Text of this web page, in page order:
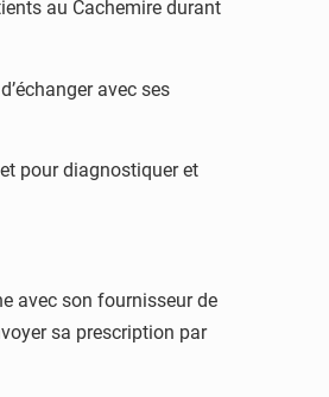
au Cachemire durant
avec ses
pour diagnostiquer et
avec son fournisseur de
sa prescription par